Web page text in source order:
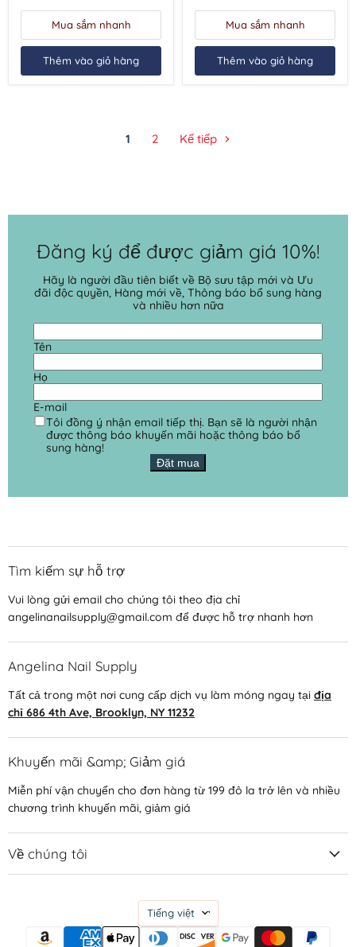
fl.
(Hộp/12
Mua sắm nhanh
Thêm vào giỏ hàng
Mua sắm nhanh
Thêm vào giỏ hàng
1 2 Kế tiếp
Đăng ký để được giảm giá 10%!
Hãy là người đầu tiên biết về Bộ sưu tập mới và Ưu
đãi độc quyền, Hàng mới về, Thông báo bổ sung hàng
và nhiều hơn nữa
Tên
Họ
E-mail
Tôi đồng ý nhận email tiếp thị. Bạn sẽ là người nhận
được thông báo khuyến mãi hoặc thông báo bổ
sung hàng!
Đặt mua
Tìm kiếm sự hỗ trợ
Vui lòng gửi email cho chúng tôi theo địa chỉ
angelinanailsupply@gmail.com để được hỗ trợ nhanh hơn
Angelina Nail Supply
Tất cả trong một nơi cung cấp dịch vụ làm móng ngay tại địa
chỉ 686 4th Ave, Brooklyn, NY 11232
Khuyến mãi &amp; Giảm giá
Miễn phí vận chuyển cho đơn hàng từ 199 đô la trở lên và nhiều
chương trình khuyến mãi, giảm giá
Về chúng tôi
Ngôn
ngữ
Tiếng việt